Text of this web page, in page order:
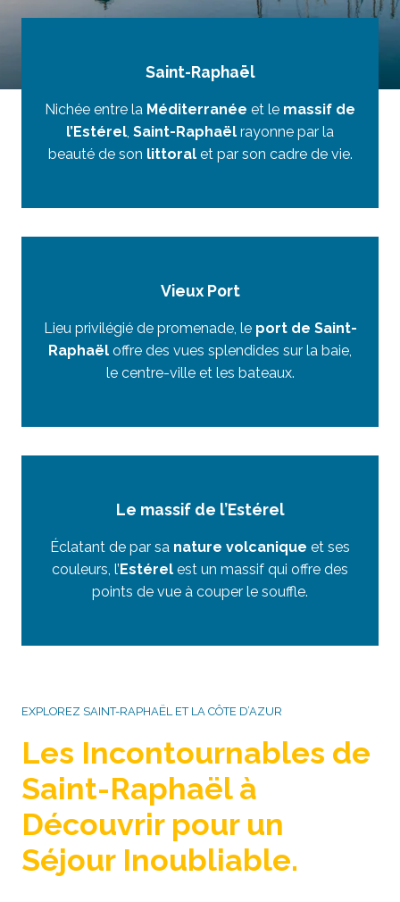
Saint-Raphaël
Nichée entre la Méditerranée et le massif de
l’Estérel, Saint-Raphaël rayonne par la
beauté de son littoralet par son cadre de vie.
Vieux Port
Lieu privilégié de promenade, le port de Saint-
Raphaël offre des vues splendides sur la baie,
le centre-ville et les bateaux.
Le massif de l’Estérel
Éclatant de par sa nature volcanique et ses
couleurs, l’Estérel est un massif qui offre des
points de vue à couper le souffle.
EXPLOREZ SAINT-RAPHAËL ET LA CÔTE D’AZUR
Les Incontournables de
Saint-Raphaël à
Découvrir pour un
Séjour Inoubliable.